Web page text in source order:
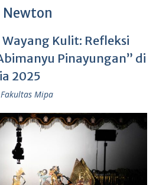
Kulit: Refleksi
Pinayungan” di
2025
Fakultas Mipa